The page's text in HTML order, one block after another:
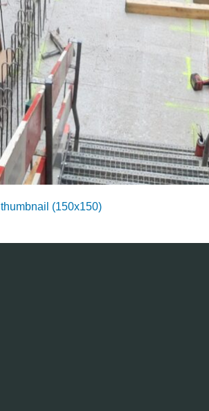
thumbnail (150x150)